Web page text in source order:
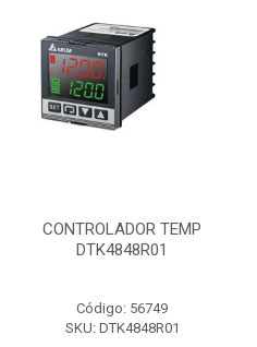
CONTROLADOR TEMP
DTK4848R01
Código: 56749
SKU: DTK4848R01